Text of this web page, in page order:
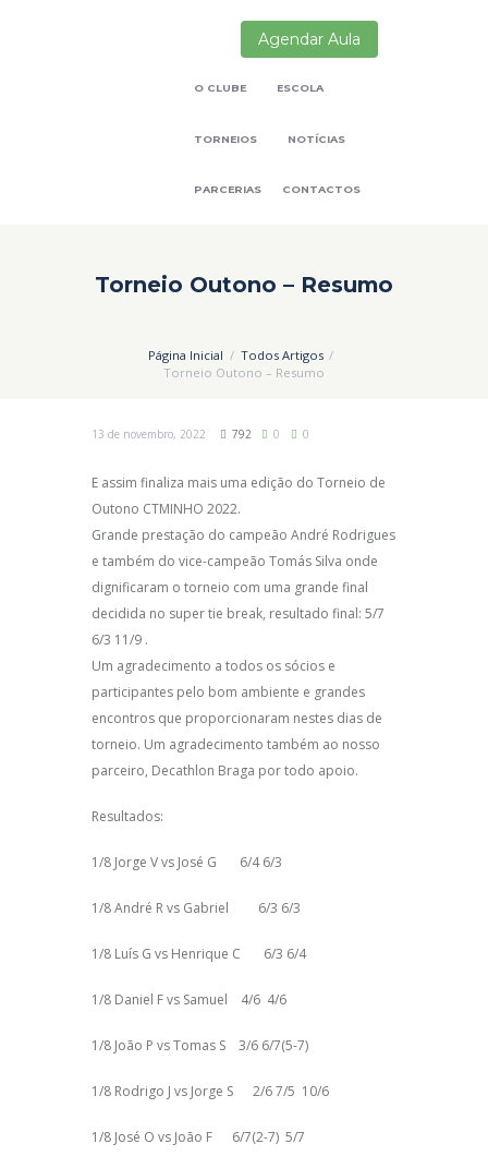
Agendar Aula
O CLUBE ESCOLA
TORNEIOS NOTÍCIAS
PARCERIAS CONTACTOS
Torneio Outono – Resumo
Página Inicial
Todos Artigos
Torneio Outono – Resumo
13 de novembro, 2022 792 0 0
E assim finaliza mais uma edição do Torneio de
Outono CTMINHO 2022.
Grande prestação do campeão André Rodrigues
e também do vice-campeão Tomás Silva onde
dignificaram o torneio com uma grande final
decidida no super tie break, resultado final: 5/7
6/3 11/9 .
Um agradecimento a todos os sócios e
participantes pelo bom ambiente e grandes
encontros que proporcionaram nestes dias de
torneio. Um agradecimento também ao nosso
parceiro, Decathlon Braga por todo apoio.
Resultados:
1/8 Jorge V vs José G 6/4 6/3
1/8 André R vs Gabriel 6/3 6/3
1/8 Luís G vs Henrique C 6/3 6/4
1/8 Daniel F vs Samuel 4/6 4/6
1/8 João P vs Tomas S 3/6 6/7(5-7)
1/8 Rodrigo J vs Jorge S 2/6 7/5 10/6
1/8 José O vs João F 6/7(2-7) 5/7